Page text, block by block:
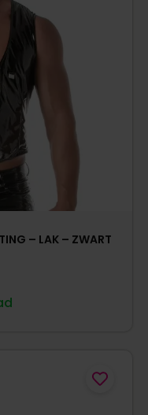
– LAK – ZWART